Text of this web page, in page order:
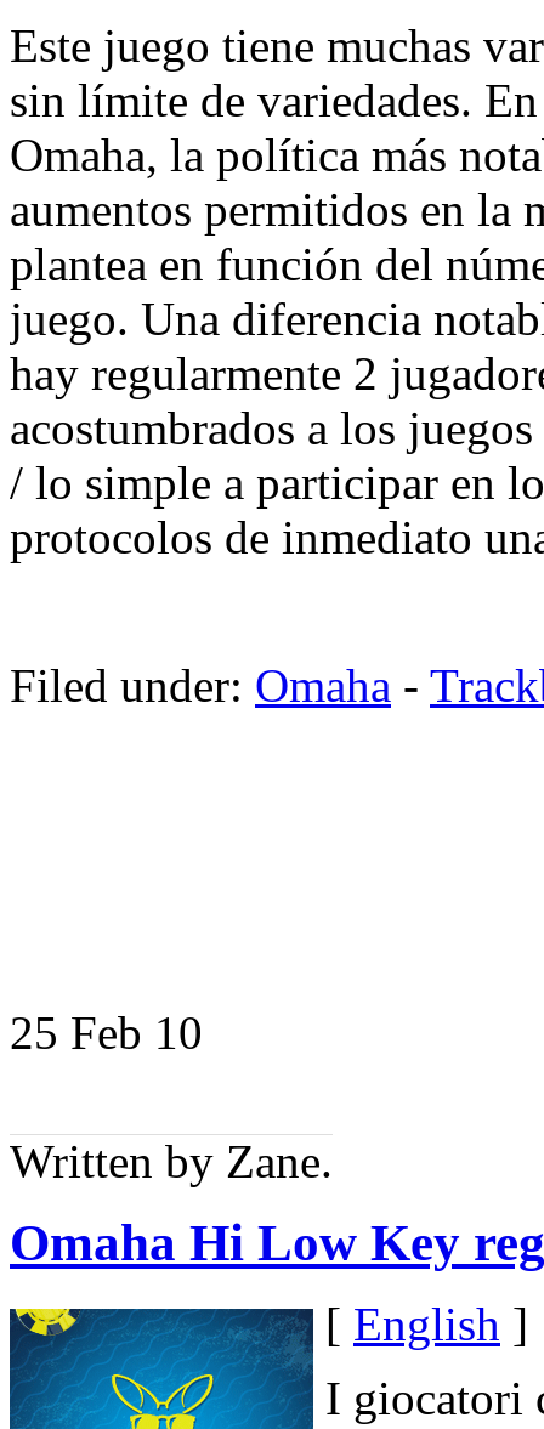
Este juego tiene muchas
sin límite de variedades.
Omaha, la política más
aumentos permitidos en la
plantea en función del
juego. Una diferencia
hay regularmente 2
acostumbrados a los
/ lo simple a participar en
protocolos de inmediato
Filed under: Omaha -
25 Feb 10
Written by Zane.
Omaha Hi Low Key
[ English ]
I giocatori